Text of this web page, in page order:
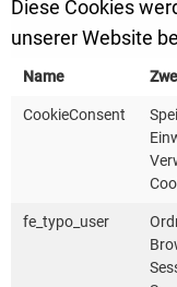
Stadt
Landkreis
Landkreis
Diese Cookies
unserer Website
Name
CookieConsent
fe_typo_user